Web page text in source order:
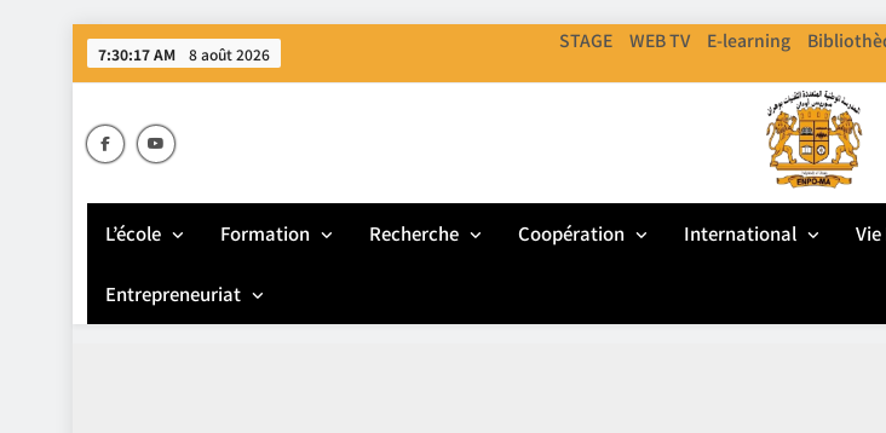
Skip
to 7:30:19 AM 8 août 2026
STAGE WEB TV E-learning
ENPO
Ecole Nationale Polythechnique D'Oran
L’école Formation Recherche Coopération International
Entrepreneuriat